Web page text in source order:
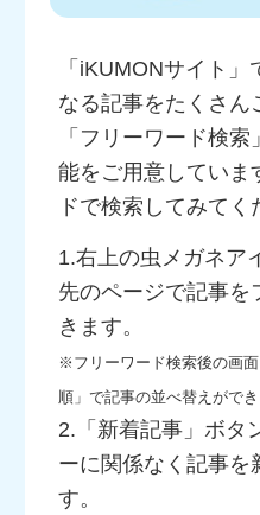
「iKUMONサイト
なる記事をたくさん
「フリーワード検
能をご用意していま
ドで検索してみてく
1.右上の虫メガネア
先のページで記事を
きます。
※フリーワード検索後の画
順」で記事の並べ替えができ
2.「新着記事」ボタ
ーに関係なく記事を
す。